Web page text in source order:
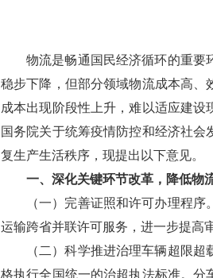
物流是畅通国民经济循环的重要
稳步下降，但部分领域物流成本高
成本出现阶段性上升，难以适应建设
国务院关于统筹疫情防控和经济社
复生产生活秩序，现提出以下意见。
一、深化关键环节改革，降低物
（一）完善证照和许可办理程序。
运输跨省并联许可服务，进一步提高
（二）科学推进治理车辆超限超
格执行全国统一的治超执法标准。分